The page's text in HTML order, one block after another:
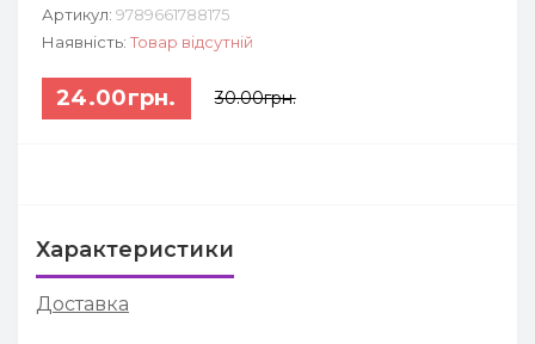
Артикул: 9789661788175
Наявність: Товар відсутній
24.00грн. 30.00грн.
Характеристики
Доставка